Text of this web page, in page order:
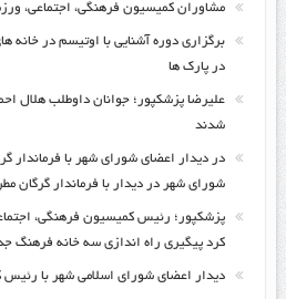
مشاوران کمیسیون فرهنگی، اجتماعی،
برگزاری دوره آشنایی با اوتیسم در
در پارک ها
علیرضا پزشکپور؛ جوانان داوطلب هلال
شدند
در دیدار اعضای شورای شهر با فرماندار
شورای شهر در دیدار با فرماندار گرگان
پزشکپور؛ رئیس کمیسیون فرهنگی،
کرد پیگیری راه اندازی سه خانه فرهنگ
دیدار اعضای شورای اسلامی شهر با